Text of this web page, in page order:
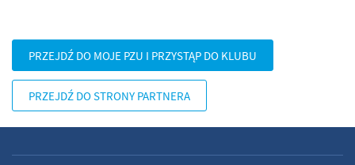
PRZEJDŹ DO MOJE PZU I PRZYSTĄP DO KLUBU
PRZEJDŹ DO STRONY PARTNERA